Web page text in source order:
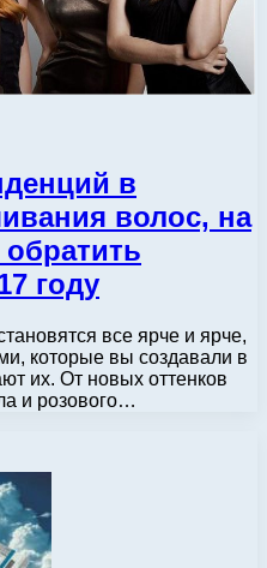
в
волос, на
году
все ярче и ярче,
которые вы создавали в
их. От новых оттенков
и розового…